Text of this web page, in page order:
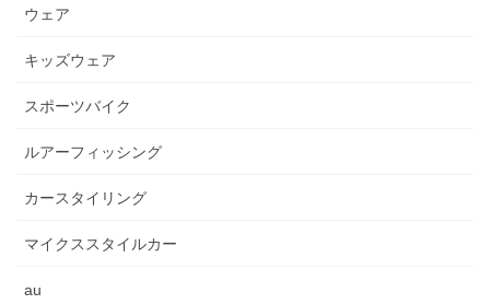
ウェア
キッズウェア
スポーツバイク
ルアーフィッシング
カースタイリング
マイクススタイルカー
au